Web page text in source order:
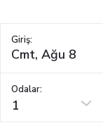
Giriş:
Odalar:
1